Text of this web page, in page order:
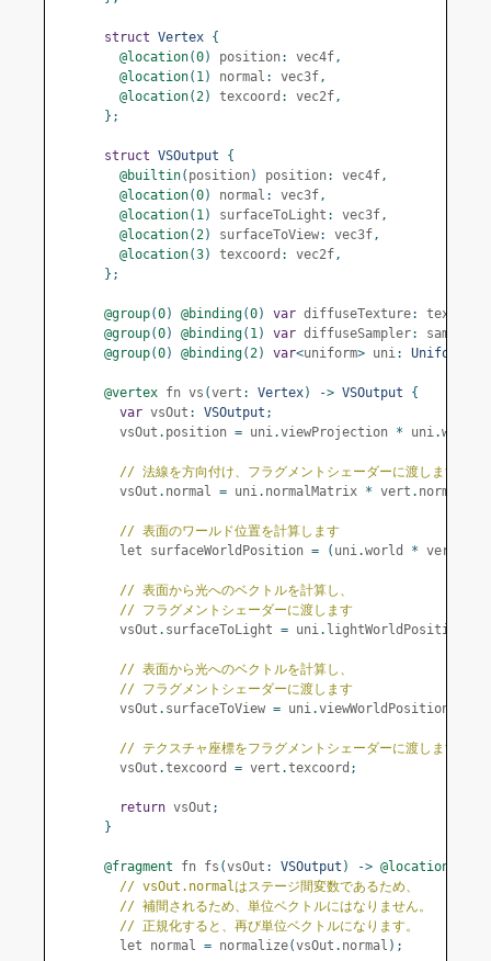
struct Vertex {
@location(0) position: vec4f,
@location( 1) normal : vec3f,
@location(2) texcoord : vec2f,
};
struct VSOutput
{
@builtin( position) position: vec4f,
@location(0) normal : vec3f,
@location( 1) surfaceToLight : vec3f,
@location(2) surfaceToView: vec3f,
@location(3) texcoord : vec2f,
};
@group(0) @binding(0) var diffuseTexture:
@group(0) @binding( 1) var diffuseSampler: sampler
@group(0) @binding(2) var<uniform> uni: Uniforms
@vertex fn vs (vert : Vertex) -> VSOutput
{
var vsOut : VSOutput ;
        vsOut
. position = uni.viewProjection * uni.world
// 法線を方向付け、フラグメントシェーダーに渡します
        vsOut
. normal = uni. normalMatrix * vert . normal
// 表面のワールド位置を計算します
        let surfaceWorldPosition
= ( uni.world * vert
// 表面から光へのベクトルを計算し、
// フラグメントシェーダーに渡します
        vsOut
. surfaceToLight = uni. lightWorldPosition
// 表面から光へのベクトルを計算し、
// フラグメントシェーダーに渡します
        vsOut
. surfaceToView = uni.viewWorldPosition
// テクスチャ座標をフラグメントシェーダーに渡します
        vsOut
.texcoord = vert .texcoord ;
return vsOut ;
}
@fragment fn fs (vsOut : VSOutput ) -> @location
// vsOut.normalはステージ間変数であるため、
// 補間されるため、単位ベクトルにはなりません。
// 正規化すると、再び単位ベクトルになります。
        let normal
= normalize(vsOut . normal );